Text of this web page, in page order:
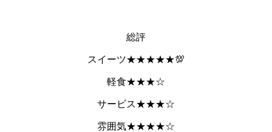
総評
スイーツ★★★★★💯
軽食★★★☆
サービス★★★☆
雰囲気★★★★☆